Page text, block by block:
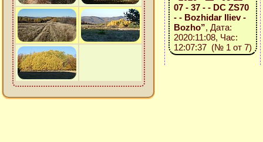
07 - 37 - - DC ZS70
- - Bozhidar Iliev -
Bozho”, Дата:
2020:11:08, Час:
12:07:37 (№ 1 от 7)